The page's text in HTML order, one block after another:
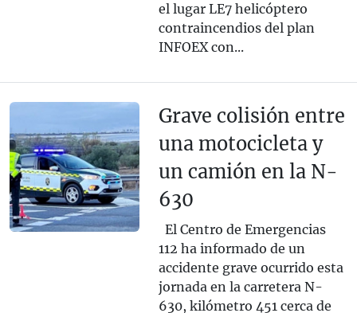
el lugar LE7 helicóptero
contraincendios del plan
INFOEX con...
Grave colisión entre
una motocicleta y
un camión en la N-
630
El Centro de Emergencias
112 ha informado de un
accidente grave ocurrido esta
jornada en la carretera N-
630, kilómetro 451 cerca de